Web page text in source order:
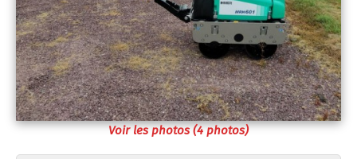
Voir les photos (4 photos)